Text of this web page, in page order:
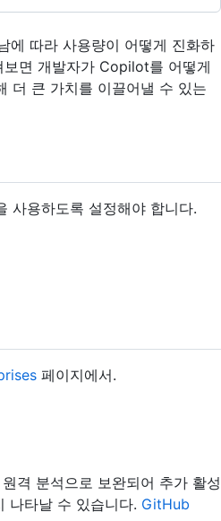
에 따라 사용량이 어떻게 진화하
면 개발자가 Copilot를 어떻게
더 큰 가치를 이끌어낼 수 있는
사용하도록 설정해야 합니다.
페이지에서.
격 분석으로 보완되어 추가 활성
나타날 수 있습니다. GitHub